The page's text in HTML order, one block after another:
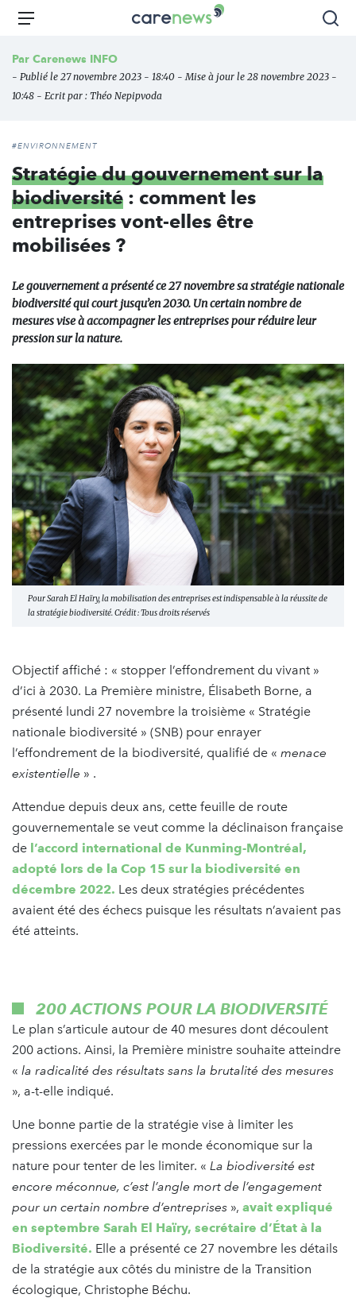
Aller
principal
Carenews,
des
acteurs
Menu
Par Carenews INFO
- Publié le 27 novembre 2023 - 18:40 - Mise à jour le 28 novembre 2023 -
10:48 - Ecrit par : Théo Nepipvoda
#ENVIRONNEMENT
Stratégie du gouvernement sur la
biodiversité : comment les
entreprises vont-elles être
mobilisées ?
Le gouvernement a présenté ce 27 novembre sa stratégie nationale
biodiversité qui court jusqu’en 2030. Un certain nombre de
mesures vise à accompagner les entreprises pour réduire leur
pression sur la nature.
Pour Sarah El Haïry, la mobilisation des entreprises est indispensable à la réussite de
la stratégie biodiversité. Crédit : Tous droits réservés
Objectif affiché : « stopper l’effondrement du vivant »
d’ici à 2030. La Première ministre, Élisabeth Borne, a
présenté lundi 27 novembre la troisième « Stratégie
nationale biodiversité » (SNB) pour enrayer
l’effondrement de la biodiversité, qualifié de « menace
existentielle » .
Attendue depuis deux ans, cette feuille de route
gouvernementale se veut comme la déclinaison française
de l’accord international de Kunming-Montréal,
adopté lors de la Cop 15 sur la biodiversité en
décembre 2022. Les deux stratégies précédentes
avaient été des échecs puisque les résultats n’avaient pas
été atteints.
200 ACTIONS POUR LA BIODIVERSITÉ
Le plan s’articule autour de 40 mesures dont découlent
200 actions. Ainsi, la Première ministre souhaite atteindre
« la radicalité des résultats sans la brutalité des mesures
», a-t-elle indiqué.
Une bonne partie de la stratégie vise à limiter les
pressions exercées par le monde économique sur la
nature pour tenter de les limiter. « La biodiversité est
encore méconnue, c’est l’angle mort de l’engagement
pour un certain nombre d’entreprises », avait expliqué
en septembre Sarah El Haïry, secrétaire d’État à la
Biodiversité. Elle a présenté ce 27 novembre les détails
de la stratégie aux côtés du ministre de la Transition
écologique, Christophe Béchu.